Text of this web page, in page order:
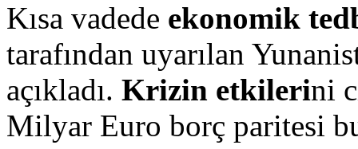
Kısa vadede ekonomik
tarafından uyarılan
açıkladı. Krizin etkilerini
Milyar Euro borç paritesi